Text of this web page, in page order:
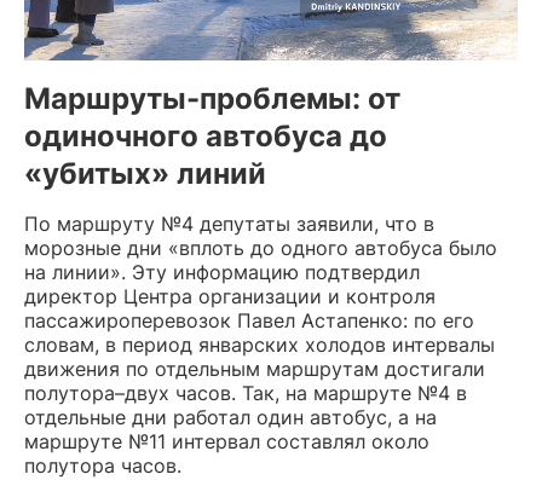
Маршруты-проблемы: от
одиночного автобуса до
«убитых» линий
По маршруту №4 депутаты заявили, что в
морозные дни «вплоть до одного автобуса было
на линии». Эту информацию подтвердил
директор Центра организации и контроля
пассажироперевозок Павел Астапенко: по его
словам, в период январских холодов интервалы
движения по отдельным маршрутам достигали
полутора–двух часов. Так, на маршруте №4 в
отдельные дни работал один автобус, а на
маршруте №11 интервал составлял около
полутора часов.